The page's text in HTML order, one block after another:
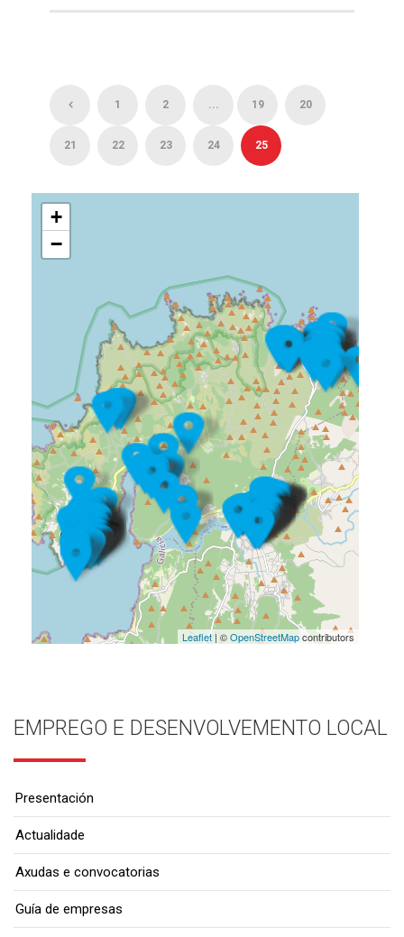
1 2 ... 19 20
21 22 23 24 25
+
−
Leaflet| ©OpenStreetMapcontributors
EMPREGO E DESENVOLVEMENTO LOCAL
Presentación
Actualidade
Axudas e convocatorias
Guía de empresas